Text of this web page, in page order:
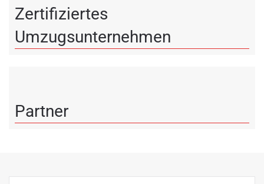
Zertifiziertes
Umzugsunternehmen
Partner